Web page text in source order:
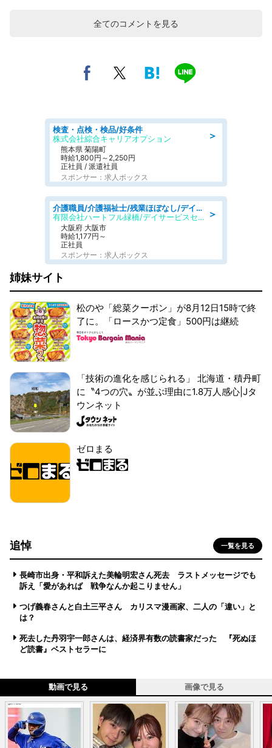
全てのコメントを見る
＞
検査・点検・検品/好条件
株式会社綜合キャリアオプション
熊本県 菊陽町
時給1,800円～2,250円
正社員 / 派遣社員
スポンサー：求人ボックス
＞
介護職員/介護福祉士/残業ほぼなし/デイサービスの介護士/日勤のみ
有限会社ハートフル緑橋/デイサービスセンター ハートフル東成
大阪府 大阪市
時給1,177円～
正社員
スポンサー：求人ボックス
姉妹サイト
松のや「総菜クーポン」が8月12日15時で終
了に。「ロースかつ定食」500円は継続
「技術の進化を感じられる」 北海道・積丹町
に〝4つの穴〟が並ぶ理由に1.8万人感心|Jタ
ウンネット
ゼロまる
追悼 一覧を見る
長崎市出身・平和訴えた美輪明宏さん死去 ラストメッセージでも
訴え「愛があれば 戦争なんか起こりません」
つげ義春さんと白土三平さん カリスマ漫画家、二人の「違い」と
は？
死去した丹羽宇一郎さんは、経済界有数の読書家だった 『死ぬほ
ど読書』ベストセラーに
動画で見る 画像で見る